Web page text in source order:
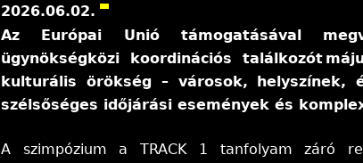
e
n
2026.06.02.
Az Európai Unió támogatásával
ügynökségközi koordinációs találkozót
kulturális örökség – városok,
szélsőséges időjárási események és
A szimpózium a TRACK 1 tanfolyam záró